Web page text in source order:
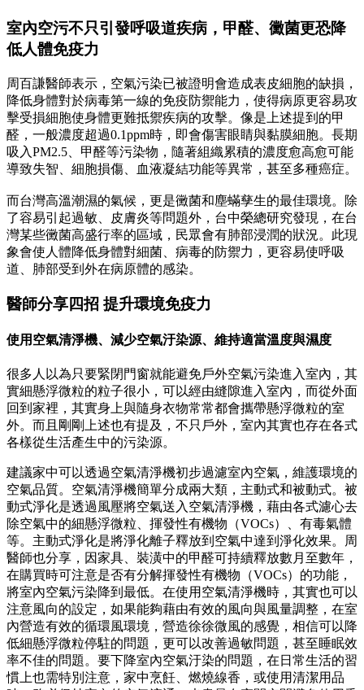
室內空污不只引發呼吸道疾病，甲醛、黴菌更恐降
低人體免疫力
周百謙醫師表示，空氣污染已被證明會造成表皮細胞的缺損，
降低身體對於病毒第一線的免疫防禦能力，使得病原更容易攻
擊受損細胞使身體更難抵禦疾病的攻擊。像是上述提到的甲
醛，一般濃度超過0.1ppm時，即會傷害眼睛與黏膜細胞。長期
吸入PM2.5、甲醛等污染物，隨著組織累積的濃度愈高愈可能
導致失智、細胞損傷、血液凝結功能等異常，甚至多種癌症。
而台灣高溫潮濕的氣候，更是黴菌和塵蟎孳生的最佳環境。除
了容易引起過敏、皮膚炎等問題外，台中榮總研究發現，在台
灣某些黴菌高盛行率的區域，民眾會有肺部浸潤的狀況。此現
象會使人體降低身體對細菌、病毒的防禦力，更容易使呼吸
道、肺部受到外在病原體的感染。
醫師分享四招 提升環境免疫力
使用空氣清淨機、減少空氣汙染源、維持適當溫度與濕度
很多人以為只要緊閉門窗就能避免戶外空氣污染進入室內，其
實細懸浮微粒的粒子很小，可以經由縫隙進入室內，而從外面
回到家裡，其實身上與隨身衣物常常都會攜帶懸浮微粒的室
外。而且剛剛上述也有提及，不只戶外，室內其實也存在各式
各樣從生活產生中的污染源。
建議家中可以透過空氣清淨機初步過濾室內空氣，維護環境的
空氣品質。空氣清淨機簡單分成兩大類，主動式和被動式。被
動式淨化是透過風壓將空氣送入空氣清淨機，藉由各式濾心去
除空氣中的細懸浮微粒、揮發性有機物（VOCs）、有毒氣體
等。主動式淨化是將淨化離子釋放到空氣中達到淨化效果。周
醫師也分享，因家具、裝潢中的甲醛可持續釋放數月至數年，
在購買時可注意是否有分解揮發性有機物（VOCs）的功能，
將室內空氣污染降到最低。在使用空氣清淨機時，其實也可以
注意風向的設定，如果能夠藉由有效的風向與風量調整，在室
內營造有效的循環風環境，營造徐徐微風的感覺，相信可以降
低細懸浮微粒停駐的問題，更可以改善過敏問題，甚至睡眠效
率不佳的問題。要下降室內空氣汙染的問題，在日常生活的習
慣上也需特別注意，家中烹飪、燃燒線香，或使用清潔用品